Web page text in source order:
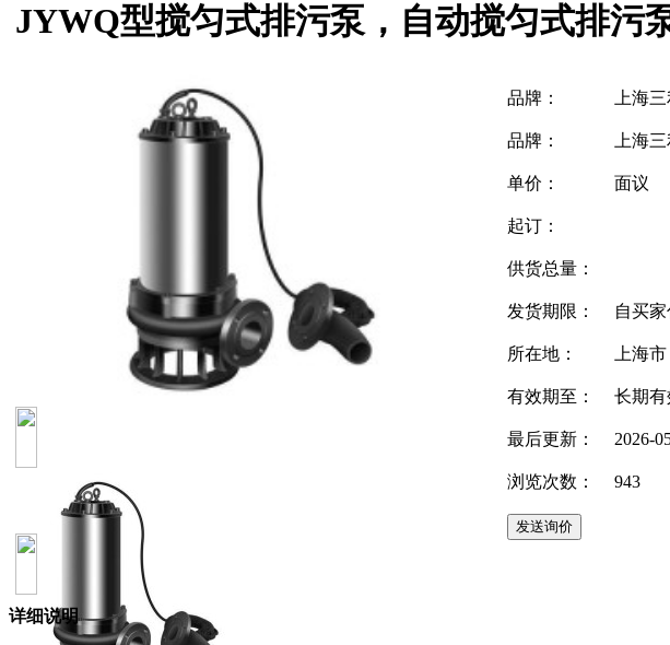
JYWQ型搅匀式排污泵，自动搅匀式排污
品牌： 上海
品牌： 上海
单价： 面议
起订：
供货总量：
发货期限： 自买
所在地： 上海
有效期至： 长期有
最后更新： 2026-
浏览次数： 943
详细说明